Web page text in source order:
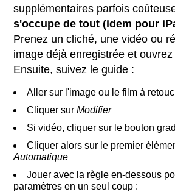
supplémentaires parfois
s'occupe de tout (idem pour
Prenez un cliché, une vidéo ou
image déjà enregistrée et
Ensuite, suivez le guide :
Aller sur l'image ou le film à
Cliquer surModifier
Si vidéo, cliquer sur le bouton
Cliquer alors sur le premier
Automatique
Jouer avec la règle en-dessous
paramètres en un seul coup :